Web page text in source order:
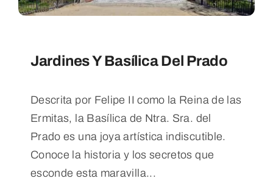
Jardines Y Basílica Del Prado
Descrita por Felipe II como la Reina de las
Ermitas, la Basílica de Ntra. Sra. del
Prado es una joya artística indiscutible.
Conoce la historia y los secretos que
esconde esta maravilla...